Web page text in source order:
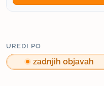
UREDI PO
zadnjih objavah